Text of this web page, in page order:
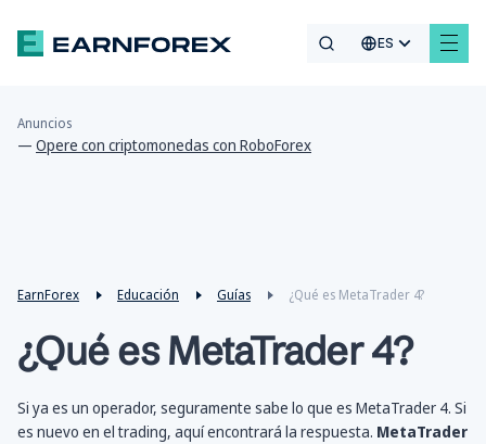
ES
Anuncios
— Opere con criptomonedas con RoboForex
EarnForex Educación Guías ¿Qué es MetaTrader 4?
¿Qué es MetaTrader 4?
Si ya es un operador, seguramente sabe lo que es MetaTrader 4. Si
es nuevo en el trading, aquí encontrará la respuesta. MetaTrader